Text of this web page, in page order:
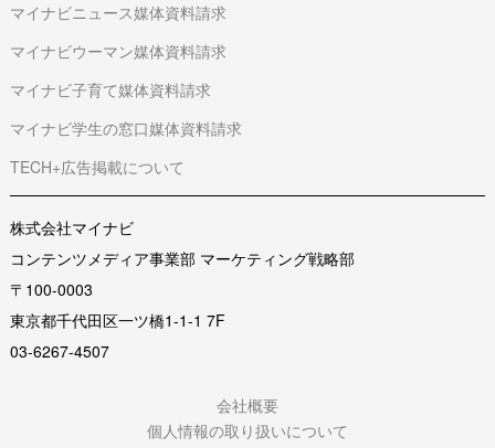
マイナビニュース媒体資料請求
マイナビウーマン媒体資料請求
マイナビ子育て媒体資料請求
マイナビ学生の窓口媒体資料請求
TECH+広告掲載について
株式会社マイナビ
コンテンツメディア事業部 マーケティング戦略部
〒100-0003
東京都千代田区一ツ橋1-1-1 7F
03-6267-4507
会社概要
個人情報の取り扱いについて